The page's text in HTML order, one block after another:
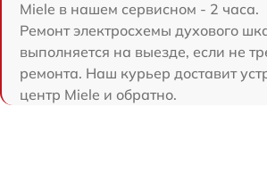
Miele в нашем сервисном - 2 часа.
Ремонт электросхемы духового
выполняется на выезде, если не
ремонта. Наш курьер доставит
центр Miele и обратно.